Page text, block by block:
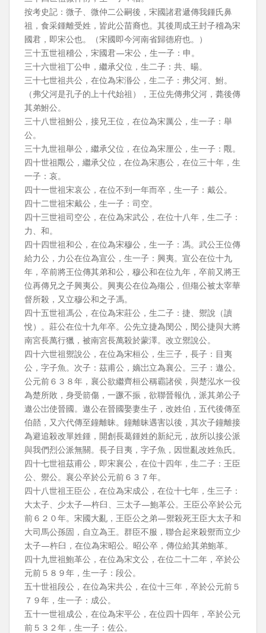
按考史記：微子、微仲二公嗣後，宋國諸君遞傳我鍾氏鼻
祖，食采鍾離受姓，皆此公苗裔也。其後周成王封子稽為宋
國君，即宋公也。（宋國即今河南省歸德府也。）
三十五世祖稽公，宋國君—宋公，生一子：申。
三十六世祖丁公申，繼承父位，生二子：共、暘。
三十七世祖共公，在位為宋湣公，生二子：弗父河、鮒。
（弗父河是孔子的上十代始祖），王位先傳弗父河，薨後傳
其弟鮒公。
三十八世祖鮒公，接兄王位，在位為宋厲公，生一子：舉
公。
三十九世祖舉公，繼承父位，在位為宋厘公，生一子：覸。
四十世祖覸公，繼承父位，在位為宋惠公，在位三十年，生
一子：哀。
四十一世祖宋哀公，在位不到一年而卒，生一子：戴公。
四十二世祖宋戴公，生一子：司空。
四十三世祖司空公，在位為宋武公，在位十八年，生二子：
力、和。
四十四世祖和公，在位為宋穆公，生一子：馮。武公王位傳
給力公，力公在位為宣公，生一子：興夷。宣公在位十九
年，卒前將王位傳其弟和公，穆公和在位九年，卒前又將王
位再傳兄之子興夷公。興夷公在位為殤公，但殤公被太宰華
督所殺，又立穆公和之子馮。
四十五世祖馮公，在位為宋莊公，生二子：捷、禦說（讀
悅）。莊公在位十九年卒。公先立捷為閔公，閔公捷與大將
南宮長萬行獵，被南宮長萬殺於蒙澤。改立禦說公。
四十六世祖禦說公，在位為宋桓公，生三子，長子：目夷
公，字子魚。次子：茲甫公，嫡岀立為襄公。三子：遨公。
公元前６３８年，襄公欲繼齊桓公稱霸諸侯，與楚泓水一役
為楚所敗，身受箭傷，一蹶不振，欲聯晉報仇，派其弟公子
遨公岀使晉國。遨公在晉國娶妻生子，改姓伯，五代後傳至
伯嚭，又六代傳至鐘離昧。鐘離昧遇害以後，其次子鐘離接
為避追殺改單姓鍾，開創長葛鍾姓的新紀元，故所以接公派
與我們烈公派無關。長子目夷，字子魚，因世亂改姓魚氏。
四十七世祖茲甫公，即宋襄公，在位十四年，生二子：王臣
公、禦公。襄公卒於公元前６３７年。
四十八世祖王臣公，在位為宋成公，在位十七年，生三子：
大太子、少太子—杵臼、三太子—鮑革公。王臣公卒於公元
前６２０年。宋國大亂，王臣公之弟—禦殺死王臣大太子和
大司馬公孫固，自立為王。群臣不服，聯合起來殺禦而立少
太子—杵臼，在位為宋昭公。昭公卒，傳位給其弟鮑革。
四十九世祖鮑革公，在位為宋文公，在位二十二年，卒於公
元前５８９年，生一子：段公。
五十世祖段公，在位為宋共公，在位十三年，卒於公元前５
７９年，生一子：成公。
五十一世祖成公，在位為宋平公，在位四十四年，卒於公元
前５３２年，生一子：佐公。